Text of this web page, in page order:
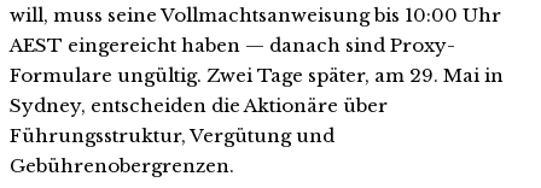
will, muss seine Vollmachtsanweisung bis 10:00 Uhr
AEST eingereicht haben — danach sind Proxy-
Formulare ungültig. Zwei Tage später, am 29. Mai in
Sydney, entscheiden die Aktionäre über
Führungsstruktur, Vergütung und
Gebührenobergrenzen.